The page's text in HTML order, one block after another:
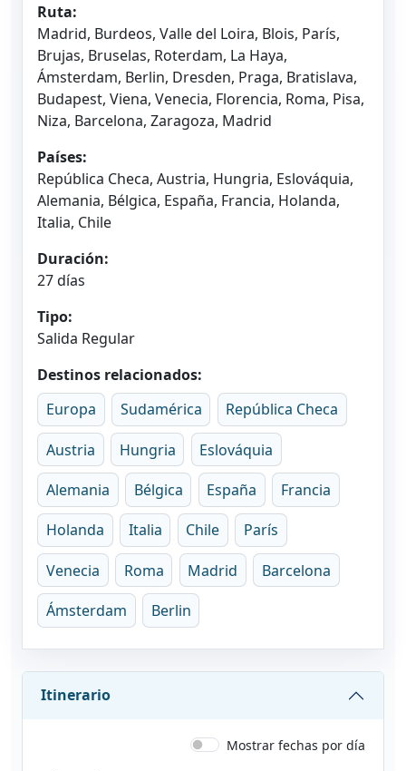
Ruta:
Madrid, Burdeos, Valle del Loira, Blois, París,
Brujas, Bruselas, Roterdam, La Haya,
Ámsterdam, Berlin, Dresden, Praga, Bratislava,
Budapest, Viena, Venecia, Florencia, Roma, Pisa,
Niza, Barcelona, Zaragoza, Madrid
Países:
República Checa, Austria, Hungria, Eslováquia,
Alemania, Bélgica, España, Francia, Holanda,
Italia, Chile
Duración:
27 días
Tipo:
Salida Regular
Destinos relacionados:
Europa
Sudamérica República Checa
Austria Hungria Eslováquia
Alemania Bélgica España Francia
Holanda Italia Chile París
Venecia Roma Madrid Barcelona
Ámsterdam Berlin
Itinerario
Mostrar fechas por día